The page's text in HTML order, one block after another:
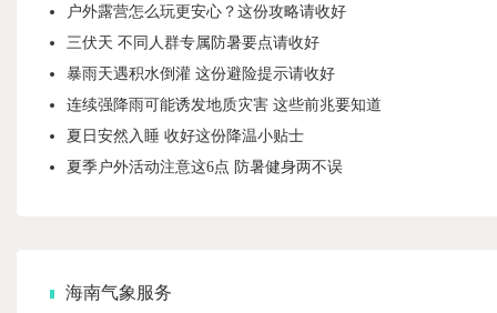
户外露营怎么玩更安心？这份攻略请收好
三伏天 不同人群专属防暑要点请收好
暴雨天遇积水倒灌 这份避险提示请收好
连续强降雨可能诱发地质灾害 这些前兆要知道
夏日安然入睡 收好这份降温小贴士
夏季户外活动注意这6点 防暑健身两不误
海南气象服务